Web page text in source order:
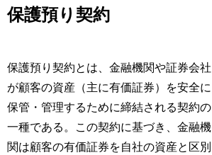
保護預り契約
保護預り契約とは、金融機関や証券会社
が顧客の資産（主に有価証券）を安全に
保管・管理するために締結される契約の
一種である。この契約に基づき、金融機
関は顧客の有価証券を自社の資産と区別